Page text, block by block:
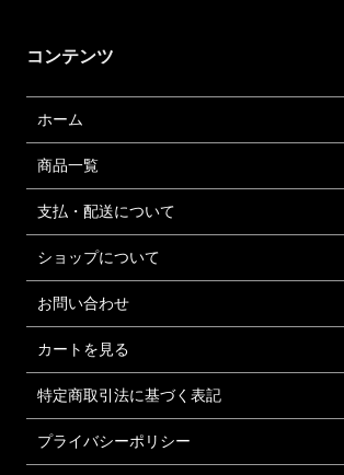
コンテンツ
ホーム
商品一覧
支払・配送について
ショップについて
お問い合わせ
カートを見る
特定商取引法に基づく表記
プライバシーポリシー